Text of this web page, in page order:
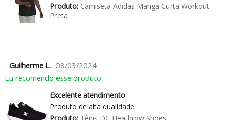
Produto:Camiseta Adidas Manga Curta Workout
Preta
Guilherme L. 08/03/2024
Eu recomendo esse produto.
Excelente atendimento
Produto de alta qualidade.